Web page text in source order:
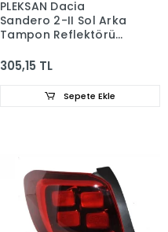
PLEKSAN Dacia
Sandero 2-II Sol Arka
Tampon Reflektörü
305,15 TL
Sepete Ekle